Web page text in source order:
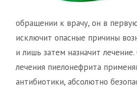
обращении к врачу, он в
исключит опасные причины
и лишь затем назначит
лечения пиелонефрита
антибиотики, абсолютно